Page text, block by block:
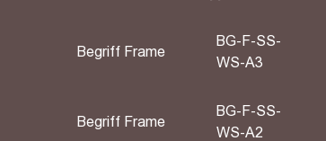
Begriff Frame
BG-F-SS-
WS-A3
Begriff Frame
BG-F-SS-
WS-A2